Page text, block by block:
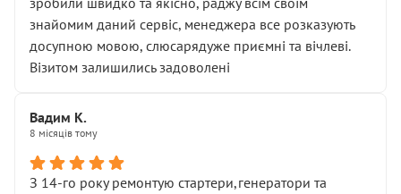
знайомим даний сервіс, менеджера все розказують
досупною мовою, слюсарядуже приємні та вічлеві.
Візитом залишились задоволені
Вадим К.
8 місяців тому
З 14-го року ремонтую стартери,генератори та